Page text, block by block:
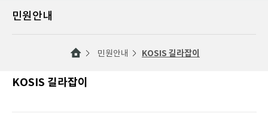
민원안내
민원안내 KOSIS 길라잡이
KOSIS 길라잡이